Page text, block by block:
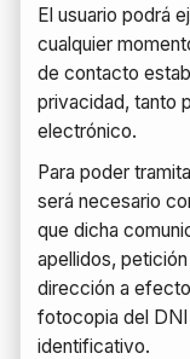
El usuario podrá
cualquier
de contacto
privacidad, tanto
electrónico.
Para poder
será necesario
que dicha
apellidos,
dirección a
fotocopia del
identificativo.